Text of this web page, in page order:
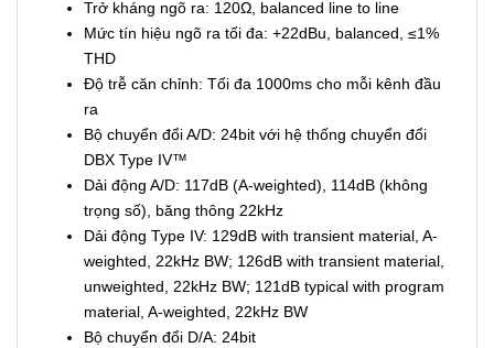
Trở kháng ngõ ra: 120Ω, balanced line to line
Mức tín hiệu ngõ ra tối đa: +22dBu, balanced, ≤1%
THD
Độ trễ căn chỉnh: Tối đa 1000ms cho mỗi kênh đầu
ra
Bộ chuyển đổi A/D: 24bit với hệ thống chuyển đổi
DBX Type IV™
Dải động A/D: 117dB (A-weighted), 114dB (không
trọng số), băng thông 22kHz
Dải động Type IV: 129dB with transient material, A-
weighted, 22kHz BW; 126dB with transient material,
unweighted, 22kHz BW; 121dB typical with program
material, A-weighted, 22kHz BW
Bộ chuyển đổi D/A: 24bit